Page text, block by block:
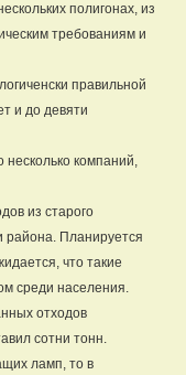
полигонах, из
требованиям и
правильной
и до девяти
компаний,
из старого
района. Планируется
что такие
среди населения.
отходов
сотни тонн.
ламп, то в